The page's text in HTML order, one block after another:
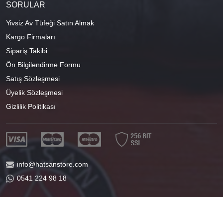
SORULAR
Yivsiz Av Tüfeği Satın Almak
Kargo Firmaları
Sipariş Takibi
Ön Bilgilendirme Formu
Satış Sözleşmesi
Üyelik Sözleşmesi
Gizlilik Politikası
info@hatsanstore.com
0541 224 98 18